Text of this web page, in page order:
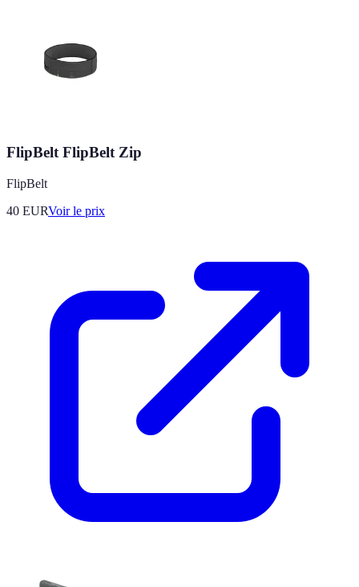
FlipBelt FlipBelt Zip
FlipBelt
40 EURVoir le prix